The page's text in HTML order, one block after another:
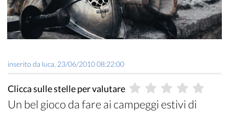
inserito da luca 23/06/2010 08:22:00
Clicca sulle stelle per valutare
Un bel gioco da fare ai campeggi estivi di